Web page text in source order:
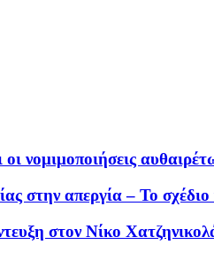
νομιμοποιήσεις
απεργία – Το σχέδιο
στον Νίκο